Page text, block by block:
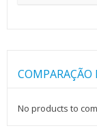
COMPARAÇÃO
No products to